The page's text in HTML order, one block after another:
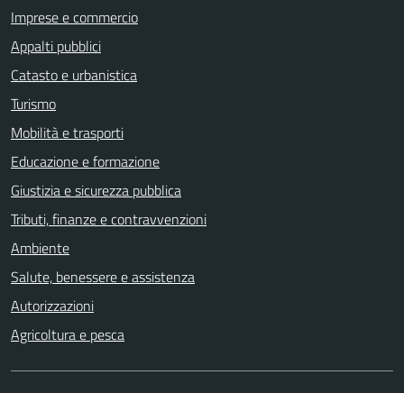
Imprese e commercio
Appalti pubblici
Catasto e urbanistica
Turismo
Mobilità e trasporti
Educazione e formazione
Giustizia e sicurezza pubblica
Tributi, finanze e contravvenzioni
Ambiente
Salute, benessere e assistenza
Autorizzazioni
Agricoltura e pesca